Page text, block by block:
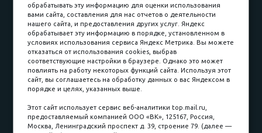
Принимаем к оплате
Наличные
пл. Соляная, 6, стр. 16
8 (3822) 60-70-30
обрабатывать эту информацию для оценки использования
вами сайта, составления для нас отчетов о деятельности
нашего сайта, и предоставления других услуг. Яндекс
обрабатывает эту информацию в порядке, установленном в
условиях использования сервиса Яндекс Метрика. Вы можете
отказаться от использования cookies, выбрав
соответствующие настройки в браузере. Однако это может
повлиять на работу некоторых функций сайта. Используя этот
сайт, вы соглашаетесь на обработку данных о вас Яндексом в
порядке и целях, указанных выше.
Этот сайт использует сервис веб-аналитики top.mail.ru,
предоставляемый компанией ООО «ВК», 125167, Россия,
Москва, Ленинградский проспект д. 39, строение 79. (далее —